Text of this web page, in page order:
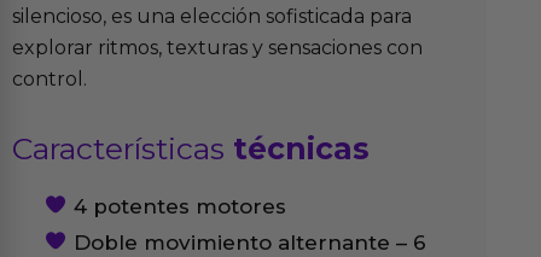
silencioso, es una elección sofisticada para
explorar ritmos, texturas y sensaciones con
control.
Características técnicas
4 potentes motores
Doble movimiento alternante – 6